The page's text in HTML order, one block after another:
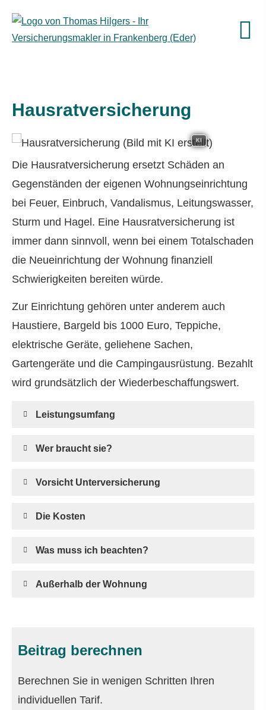
Haus­rat­ver­si­che­rung
KI
Die Haus­rat­ver­si­che­rung ersetzt Schäden an
Gegenständen der eigenen Wohnungseinrichtung
bei Feuer, Einbruch, Vandalismus, Leitungswasser,
Sturm und Hagel. Eine Haus­rat­ver­si­che­rung ist
immer dann sinnvoll, wenn bei einem Totalschaden
die Neueinrichtung der Wohnung finanziell
Schwierigkeiten bereiten würde.
Zur Einrichtung gehören unter anderem auch
Haustiere, Bargeld bis 1000 Euro, Teppiche,
elektrische Geräte, geliehene Sachen,
Gartengeräte und die Campingausrüstung. Bezahlt
wird grundsätzlich der Wiederbeschaffungswert.
Leistungsumfang
Wer braucht sie?
Vorsicht Unterversicherung
Die Kosten
Was muss ich beachten?
Außerhalb der Wohnung
Beitrag berechnen
Berechnen Sie in wenigen Schritten Ihren
individuellen Tarif.